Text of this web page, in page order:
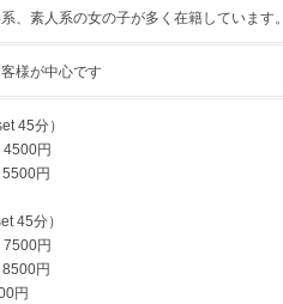
、素人系の女の子が多く在籍しています。
様が中心です
45分）
円
円
45分）
円
円
円